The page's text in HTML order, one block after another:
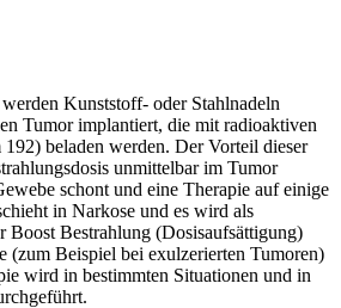
Kunststoff- oder Stahlnadeln
Tumor implantiert, die mit radioaktiven
beladen werden. Der Vorteil dieser
unmittelbar im Tumor
schont und eine Therapie auf einige
in Narkose und es wird als
Boost Bestrahlung (Dosisaufsättigung)
(zum Beispiel bei exulzerierten Tumoren)
wird in bestimmten Situationen und in